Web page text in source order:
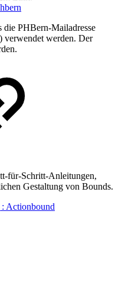
die PHBern-Mailadresse
verwendet werden. Der
für-Schritt-Anleitungen,
Gestaltung von Bounds.
Actionbound